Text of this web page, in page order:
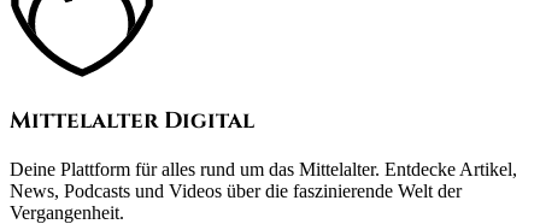
Mittelalter Digital
Deine Plattform für alles rund um das Mittelalter. Entdecke Artikel,
News, Podcasts und Videos über die faszinierende Welt der
Vergangenheit.